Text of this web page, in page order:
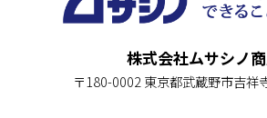
株式会社ムサシノ
〒180-0002 東京都武蔵野市吉祥